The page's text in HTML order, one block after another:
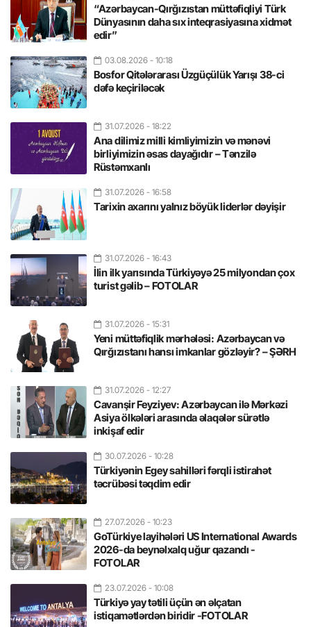
“Azərbaycan-Qırğızıstan müttəfiqliyi Türk
Dünyasının daha sıx inteqrasiyasına xidmət
edir”
03.08.2026 - 10:18
Bosfor Qitələrarası Üzgüçülük Yarışı 38-ci
dəfə keçiriləcək
31.07.2026 - 18:22
Ana dilimiz milli kimliyimizin və mənəvi
birliyimizin əsas dayağıdır – Tənzilə
Rüstəmxanlı
31.07.2026 - 16:58
Tarixin axarını yalnız böyük liderlər dəyişir
31.07.2026 - 16:43
İlin ilk yarısında Türkiyəyə 25 milyondan çox
turist gəlib – FOTOLAR
31.07.2026 - 15:31
Yeni müttəfiqlik mərhələsi: Azərbaycan və
Qırğızıstanı hansı imkanlar gözləyir? – ŞƏRH
31.07.2026 - 12:27
Cavanşir Feyziyev: Azərbaycan ilə Mərkəzi
Asiya ölkələri arasında əlaqələr sürətlə
inkişaf edir
30.07.2026 - 10:28
Türkiyənin Egey sahilləri fərqli istirahət
təcrübəsi təqdim edir
27.07.2026 - 10:23
GoTürkiye layihələri US International Awards
2026-da beynəlxalq uğur qazandı -
FOTOLAR
23.07.2026 - 10:08
Türkiyə yay tətili üçün ən əlçatan
istiqamətlərdən biridir -FOTOLAR